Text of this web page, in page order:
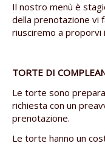
Il nostro menù è
della prenotazione vi
riusciremo a proporvi
TORTE DI
Le torte sono
richiesta con un
prenotazione.
Le torte hanno un